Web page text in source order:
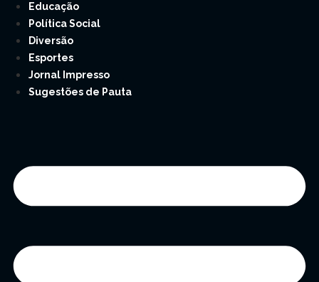
Educação
Política Social
Diversão
Esportes
Jornal Impresso
Sugestões de Pauta